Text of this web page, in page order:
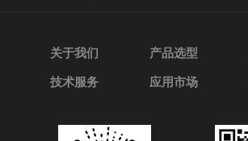
关于我们 产品选型
技术服务 应用市场